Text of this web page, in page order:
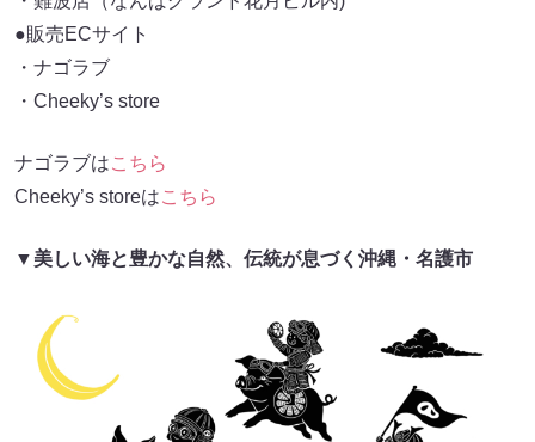
●販売ECサイト
・ナゴラブ
・Cheeky’s store
ナゴラブはこち ら
Cheeky’s storeはこちら
▼美しい海と豊かな自然、伝統が息づく沖縄・名護市